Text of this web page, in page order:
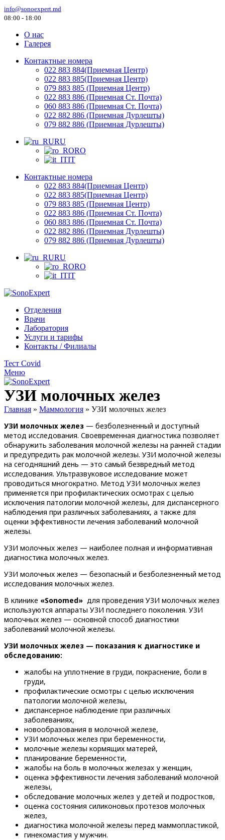
info@sonoexpert.md
08:00 - 18:00
О нас
Галерея
Контактные номера
022 883 884(Приемная Центр)
022 883 885(Приемная Центр)
079 883 885 (Приемная Центр)
022 883 886 (Приемная Ст. Почта)
060 883 886 (Приемная Ст. Почта)
022 882 886 (Приемная Дурлешты)
079 882 886 (Приемная Дурлешты)
RU
RO
IT
Контактные номера
022 883 884(Приемная Центр)
022 883 885(Приемная Центр)
079 883 885 (Приемная Центр)
022 883 886 (Приемная Ст. Почта)
060 883 886 (Приемная Ст. Почта)
022 882 886 (Приемная Дурлешты)
079 882 886 (Приемная Дурлешты)
RU
RO
IT
Отделения
Врачи
Лаборатория
Услуги и тарифы
Контакты / Филиалы
Тест Covid
Меню
УЗИ молочных желез
Главная » Маммология » УЗИ молочных желез
УЗИ молочных желез — безболезненный и доступный
метод исследования. Своевременная диагностика позволяет
обнаружить заболевания молочной железы на ранней стадии
и предупредить рак молочной железы. УЗИ молочной железы
на сегодняшний день — это самый безвредный метод
исследования. Ультразвуковое исследование может
проводиться многократно. Метод УЗИ молочных желез
применяется при профилактических осмотрах с целью
исключения патологии молочной железы, для диспансерного
наблюдения при различных заболеваниях, а также для
оценки эффективности лечения заболеваний молочной
железы.
УЗИ молочных желез — наиболее полная и информативная
диагностика молочных желез.
УЗИ молочных желез — безопасный и безболезненный метод
исследования молочных желез.
В клинике «Sonomed» для проведения УЗИ молочных желез
используются аппараты УЗИ последнего поколения. УЗИ
молочных желез — основной способ диагностики
заболеваний молочной железы.
УЗИ молочных желез — показания к диагностике и
обследованию:
жалобы на уплотнение в груди, покраснение, боли в
груди,
профилактические осмотры с целью исключения
патологии молочной железы,
диспансерное наблюдение при различных
заболеваниях,
новообразования в молочной железе,
УЗИ молочных желез при беременности,
молочные железы кормящих матерей,
планирование беременности,
жалобы на боль в молочных железах у женщин,
оценка эффективности лечения заболеваний молочной
железы,
обследование молочных желез у детей и подростков,
оценка состояния силиконовых протезов молочных
желез,
диагностика молочной железы перед маммопластикой,
гинекомастия у мужчин.